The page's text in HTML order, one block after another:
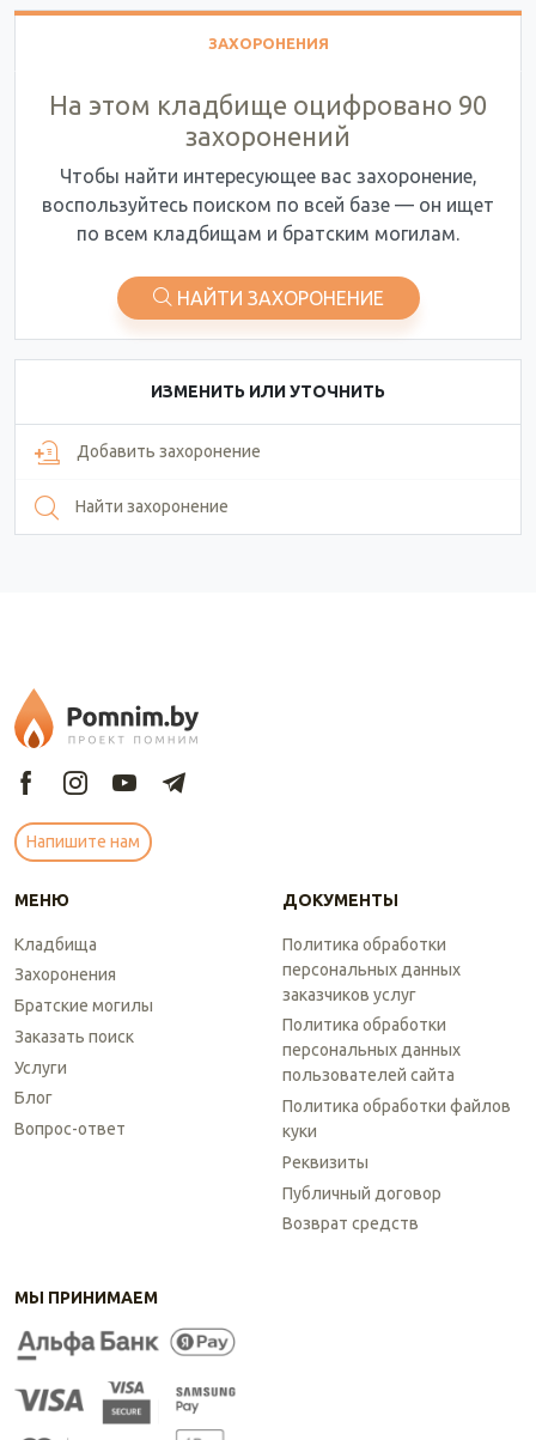
ЗАХОРОНЕНИЯ
На этом кладбище оцифровано 90
захоронений
Чтобы найти интересующее вас захоронение,
воспользуйтесь поиском по всей базе — он ищет
по всем кладбищам и братским могилам.
НАЙТИ ЗАХОРОНЕНИЕ
ИЗМЕНИТЬ ИЛИ УТОЧНИТЬ
Добавить захоронение
Найти захоронение
Напишите нам
МЕНЮ
Кладбища
Захоронения
Братские могилы
Заказать поиск
Услуги
Блог
Вопрос-ответ
ДОКУМЕНТЫ
Политика обработки
персональных данных
заказчиков услуг
Политика обработки
персональных данных
пользователей сайта
Политика обработки файлов
куки
Реквизиты
Публичный договор
Возврат средств
МЫ ПРИНИМАЕМ